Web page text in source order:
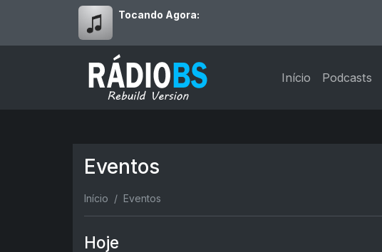
Tocando Agora:
Início Podcasts
Eventos
Início Eventos
Hoje